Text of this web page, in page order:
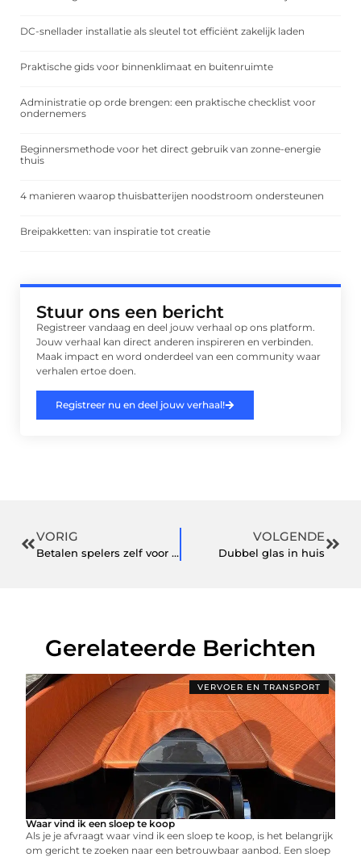
DC-snellader installatie als sleutel tot efficiënt zakelijk laden
Praktische gids voor binnenklimaat en buitenruimte
Administratie op orde brengen: een praktische checklist voor
ondernemers
Beginnersmethode voor het direct gebruik van zonne-energie
thuis
4 manieren waarop thuisbatterijen noodstroom ondersteunen
Breipakketten: van inspiratie tot creatie
Stuur ons een bericht
Registreer vandaag en deel jouw verhaal op ons platform.
Jouw verhaal kan direct anderen inspireren en verbinden.
Maak impact en word onderdeel van een community waar
verhalen ertoe doen.
Registreer nu en deel jouw verhaal!
VORIG
Betalen spelers zelf voor hun shirts of krijgen ze deze?
VOLGENDE
Dubbel glas in huis
Gerelateerde Berichten
VERVOER EN TRANSPORT
Waar vind ik een sloep te koop
Als je je afvraagt waar vind ik een sloep te koop, is het belangrijk
om gericht te zoeken naar een betrouwbaar aanbod. Een sloep